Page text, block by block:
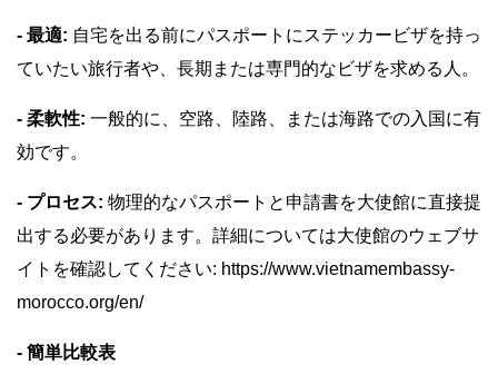
- 最適: 自宅を出る前にパスポートにステッカービザを持っ
ていたい旅行者や、長期または専門的なビザを求める人。
- 柔軟性: 一般的に、空路、陸路、または海路での入国に有
効です。
- プロセス: 物理的なパスポートと申請書を大使館に直接提
出する必要があります。詳細については大使館のウェブサ
イトを確認してください: https://www.vietnamembassy-
morocco.org/en/
- 簡単比較表